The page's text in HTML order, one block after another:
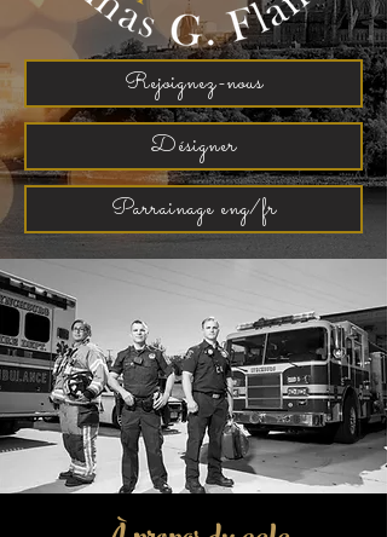
Rejoignez-nous
Désigner
Parrainage eng/fr